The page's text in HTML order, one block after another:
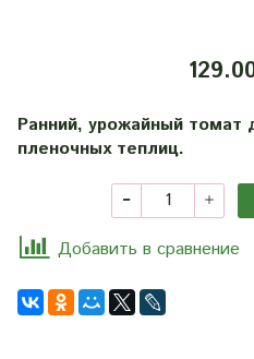
Ранний, урожайный томат
пленочных теплиц.
Добавить в сравнение